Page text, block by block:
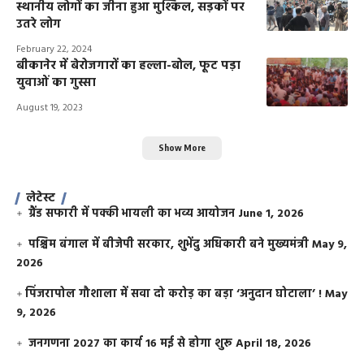
स्थानीय लोगों का जीना हुआ मुश्किल, सड़कों पर
उतरे लोग
February 22, 2024
बीकानेर में बेरोजगारों का हल्ला-बोल, फूट पड़ा
युवाओं का गुस्सा
August 19, 2023
Show More
लेटेस्ट
ग्रैंड सफारी में पक्की भायली का भव्य आयोजन June 1, 2026
पश्चिम बंगाल में बीजेपी सरकार, शुभेंदु अधिकारी बने मुख्यमंत्रीMay 9,
2026
​पिंजरापोल गौशाला में सवा दो करोड़ का बड़ा ‘अनुदान घोटाला’ !May
9, 2026
जनगणना 2027 का कार्य 16 मई से होगा शुरूApril 18, 2026